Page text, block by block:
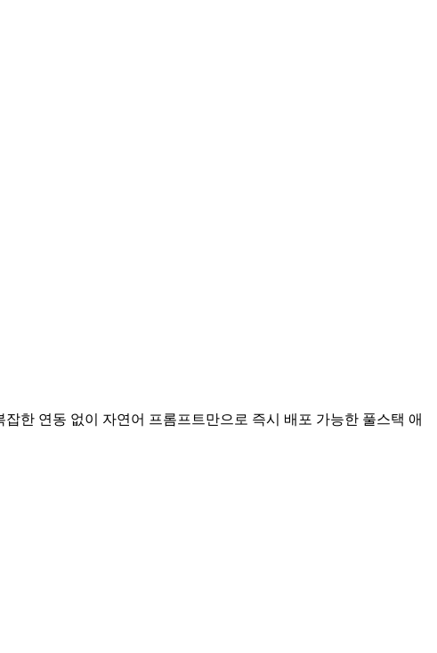
한 연동 없이 자연어 프롬프트만으로 즉시 배포 가능한 풀스택 애